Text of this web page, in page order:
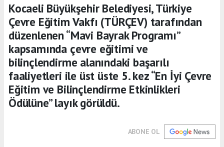
Kocaeli Büyükşehir Belediyesi, Türkiye
Çevre Eğitim Vakfı (TÜRÇEV) tarafından
düzenlenen “Mavi Bayrak Programı”
kapsamında çevre eğitimi ve
bilinçlendirme alanındaki başarılı
faaliyetleri ile üst üste 5. kez “En İyi Çevre
Eğitim ve Bilinçlendirme Etkinlikleri
Ödülüne” layık görüldü.
ABONE OL